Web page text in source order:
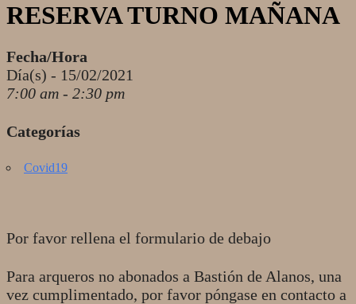
RESERVA TURNO MAÑANA
Fecha/Hora
Día(s) - 15/02/2021
7:00 am - 2:30 pm
Categorías
Covid19
Por favor rellena el formulario de debajo
Para arqueros no abonados a Bastión de Alanos, una
vez cumplimentado, por favor póngase en contacto a